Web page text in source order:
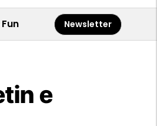
Fun Newsletter
e